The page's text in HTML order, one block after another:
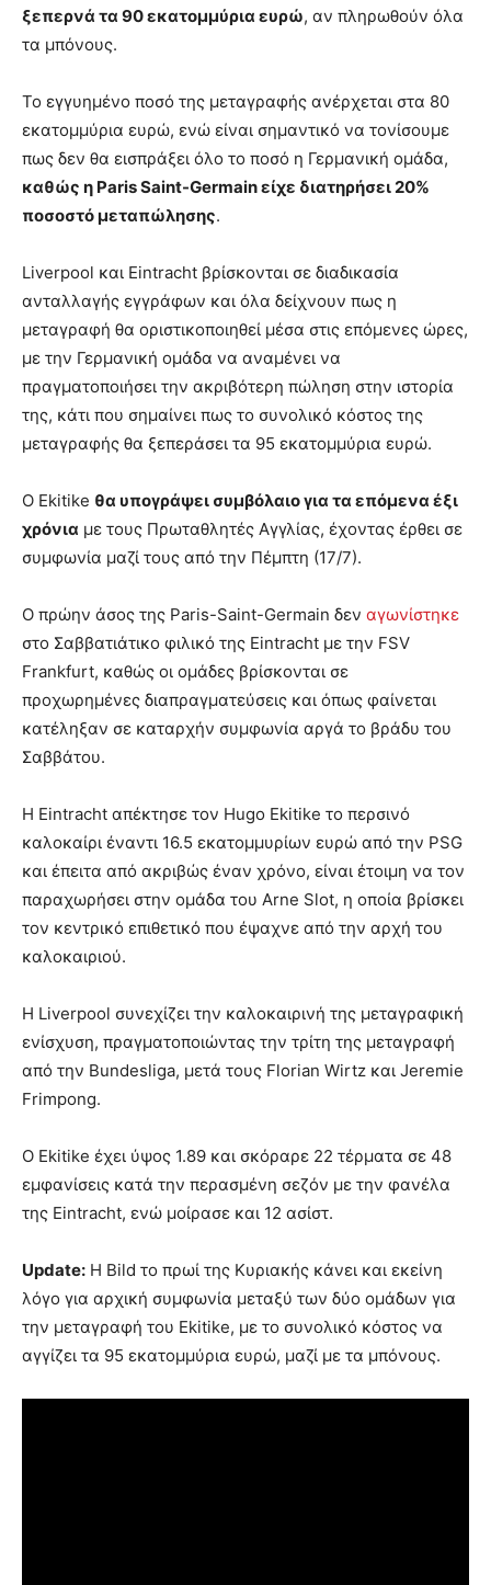
ξεπερνά τα 90 εκατομμύρια ευρώ, αν πληρωθούν όλα
τα μπόνους.
Το εγγυημένο ποσό της μεταγραφής ανέρχεται στα 80
εκατομμύρια ευρώ, ενώ είναι σημαντικό να τονίσουμε
πως δεν θα εισπράξει όλο το ποσό η Γερμανική ομάδα,
καθώς η Paris Saint-Germain είχε διατηρήσει 20%
ποσοστό μεταπώλησης.
Liverpool και Eintracht βρίσκονται σε διαδικασία
ανταλλαγής εγγράφων και όλα δείχνουν πως η
μεταγραφή θα οριστικοποιηθεί μέσα στις επόμενες ώρες,
με την Γερμανική ομάδα να αναμένει να
πραγματοποιήσει την ακριβότερη πώληση στην ιστορία
της, κάτι που σημαίνει πως το συνολικό κόστος της
μεταγραφής θα ξεπεράσει τα 95 εκατομμύρια ευρώ.
Ο Ekitike θα υπογράψει συμβόλαιο για τα επόμενα έξι
χρόνια με τους Πρωταθλητές Αγγλίας, έχοντας έρθει σε
συμφωνία μαζί τους από την Πέμπτη (17/7).
Ο πρώην άσος της Paris-Saint-Germain δεν αγωνίστηκε
στο Σαββατιάτικο φιλικό της Eintracht με την FSV
Frankfurt, καθώς οι ομάδες βρίσκονται σε
προχωρημένες διαπραγματεύσεις και όπως φαίνεται
κατέληξαν σε καταρχήν συμφωνία αργά το βράδυ του
Σαββάτου.
Η Eintracht απέκτησε τον Hugo Ekitike το περσινό
καλοκαίρι έναντι 16.5 εκατομμυρίων ευρώ από την PSG
και έπειτα από ακριβώς έναν χρόνο, είναι έτοιμη να τον
παραχωρήσει στην ομάδα του Arne Slot, η οποία βρίσκει
τον κεντρικό επιθετικό που έψαχνε από την αρχή του
καλοκαιριού.
Η Liverpool συνεχίζει την καλοκαιρινή της μεταγραφική
ενίσχυση, πραγματοποιώντας την τρίτη της μεταγραφή
από την Bundesliga, μετά τους Florian Wirtz και Jeremie
Frimpong.
Ο Ekitike έχει ύψος 1.89 και σκόραρε 22 τέρματα σε 48
εμφανίσεις κατά την περασμένη σεζόν με την φανέλα
της Eintracht, ενώ μοίρασε και 12 ασίστ.
Update: Η Bild το πρωί της Κυριακής κάνει και εκείνη
λόγο για αρχική συμφωνία μεταξύ των δύο ομάδων για
την μεταγραφή του Ekitike, με το συνολικό κόστος να
αγγίζει τα 95 εκατομμύρια ευρώ, μαζί με τα μπόνους.